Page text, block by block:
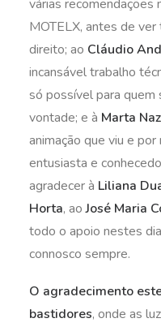
várias recomendações
MOTELX, antes de
direito; ao Cláudio
incansável trabalho
só possível para quem
vontade; e à Marta
animação que viu e
entusiasta e
agradecer à Liliana
Horta, aoJosé Maria
todo o apoio nestes
connosco sempre.
O agradecimento
bastidores, onde as